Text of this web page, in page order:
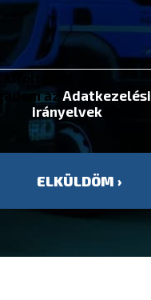
az
irányelveket